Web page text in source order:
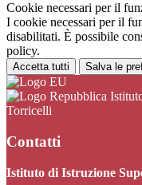
Cookie necessari per il
I cookie necessari per il
disabilitati. È possibile
policy.
Accetta tutti Salva le
Torricelli
Contatti
Istituto di Istruzione